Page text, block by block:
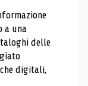
a una
delle
digitali,